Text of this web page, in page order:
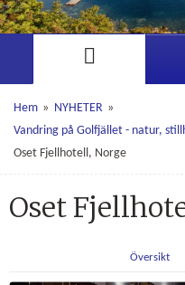
Hem » NYHETER »
Vandring på Golfjället - natur,
Oset Fjellhotell, Norge
Oset
Översikt